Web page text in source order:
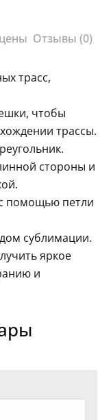
Отзывы (0)
трасс,
чтобы
трассы.
стороны и
помощью петли
сублимации.
яркое
и